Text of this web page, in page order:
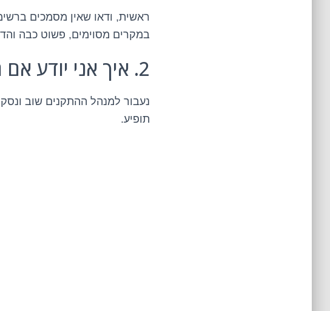
ראשית, ודאו שאין מסמכים
במקרים מסוימים, פשוט כבה
2. איך אני יודע אם הדרייבר שלי מעודכן?
נעבור למנהל ההתקנים שוב
תופיע.